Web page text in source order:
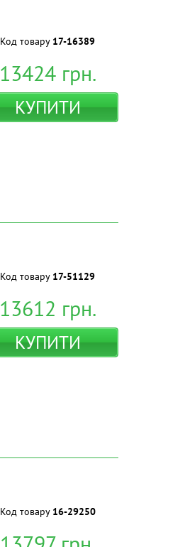
Код товару 17-16389
13424грн.
КУПИТИ
Код товару 17-51129
13612 грн.
КУПИТИ
Код товару 16-29250